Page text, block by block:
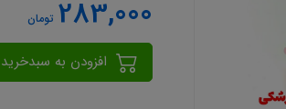
283,000 تومان